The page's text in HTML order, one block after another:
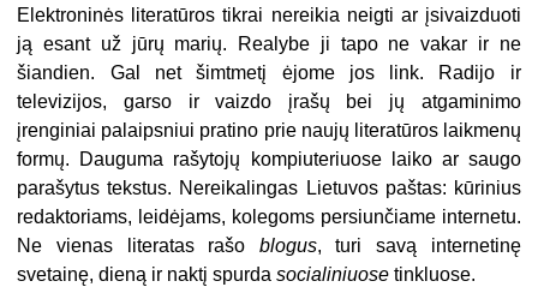
Elektroninės literatūros tikrai nereikia neigti ar įsivaizduoti
ją esant už jūrų marių. Realybe ji tapo ne vakar ir ne
šiandien. Gal net šimtmetį ėjome jos link. Radijo ir
televizijos, garso ir vaizdo įrašų bei jų atgaminimo
įrenginiai palaipsniui pratino prie naujų literatūros laikmenų
formų. Dauguma rašytojų kompiuteriuose laiko ar saugo
parašytus tekstus. Nereikalingas Lietuvos paštas: kūrinius
redaktoriams, leidėjams, kolegoms persiunčiame internetu.
Ne vienas literatas rašo blogus, turi savą internetinę
svetainę, dieną ir naktį spurdasocialiniuose tinkluose.